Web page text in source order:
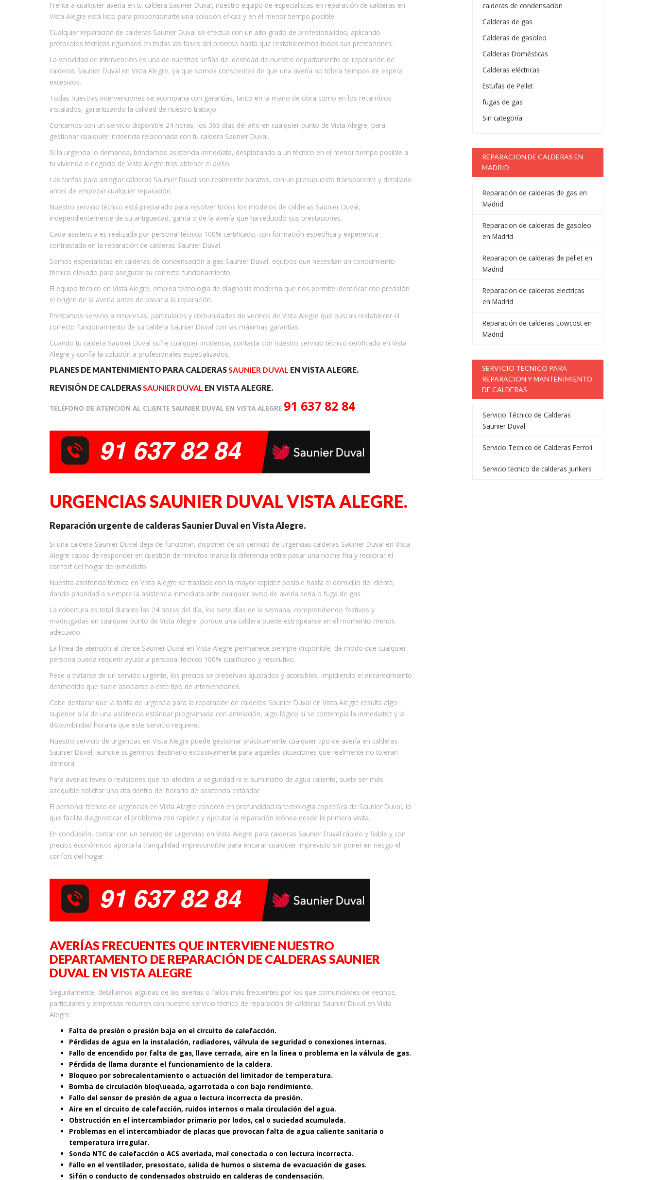
Frente a cualquier avería en tu caldera Saunier Duval, nuestro equipo de especialistas en reparación de calderas en
Vista Alegre está listo para proporcionarte una solución eficaz y en el menor tiempo posible.
Cualquier reparación de calderas Saunier Duval se efectúa con un alto grado de profesionalidad, aplicando
protocolos técnicos rigurosos en todas las fases del proceso hasta que restablecemos todas sus prestaciones.
La velocidad de intervención es una de nuestras señas de identidad de nuestro departamento de reparación de
calderas Saunier Duval en Vista Alegre, ya que somos conscientes de que una avería no tolera tiempos de espera
excesivos.
Todas nuestras intervenciones se acompaña con garantías, tanto en la mano de obra como en los recambios
instalados, garantizando la calidad de nuestro trabajo.
Contamos con un servicio disponible 24 horas, los 365 días del año en cualquier punto de Vista Alegre, para
gestionar cualquier incidencia relacionada con tu caldera Saunier Duval.
Si la urgencia lo demanda, brindamos asistencia inmediata, desplazando a un técnico en el menor tiempo posible a
tu vivienda o negocio de Vista Alegre tras obtener el aviso.
Las tarifas para arreglar calderas Saunier Duval son realmente baratos, con un presupuesto transparente y detallado
antes de empezar cualquier reparación.
Nuestro servicio técnico está preparado para resolver todos los modelos de calderas Saunier Duval,
independientemente de su antigüedad, gama o de la avería que ha reducido sus prestaciones.
Cada asistencia es realizada por personal técnico 100% certificado, con formación específica y experiencia
contrastada en la reparación de calderas Saunier Duval.
Somos especialistas en calderas de condensación a gas Saunier Duval, equipos que necesitan un conocimiento
técnico elevado para asegurar su correcto funcionamiento.
El equipo técnico en Vista Alegre, emplea tecnología de diagnosis moderna que nos permite identificar con precisión
el origen de la avería antes de pasar a la reparación.
Prestamos servicio a empresas, particulares y comunidades de vecinos de Vista Alegre que buscan restablecer el
correcto funcionamiento de su caldera Saunier Duval con las máximas garantías.
Cuando tu caldera Saunier Duval sufre cualquier incidencia, contacta con nuestro servicio técnico certificado en Vista
Alegre y confía la solución a profesionales especializados.
PLANES DE MANTENIMIENTO PARA CALDERASSAUNIER DUVAL EN VISTA ALEGRE.
REVISIÓN DE CALDERASSAUNIER DUVAL EN VISTA ALEGRE.
TELÉFONO DE ATENCIÓN AL CLIENTE SAUNIER DUVAL EN VISTA ALEGRE 91 637 82 84.
URGENCIAS SAUNIER DUVAL VISTA ALEGRE.
Reparación urgente de calderas Saunier Duval en Vista Alegre.
Si una caldera Saunier Duval deja de funcionar, disponer de un servicio de Urgencias calderas Saunier Duval en Vista
Alegre capaz de responder en cuestión de minutos marca la diferencia entre pasar una noche fría y recobrar el
confort del hogar de inmediato.
Nuestra asistencia técnica en Vista Alegre se traslada con la mayor rapidez posible hasta el domicilio del cliente,
dando prioridad a siempre la asistencia inmediata ante cualquier aviso de avería seria o fuga de gas.
La cobertura es total durante las 24 horas del día, los siete días de la semana, comprendiendo festivos y
madrugadas en cualquier punto de Vista Alegre, porque una caldera puede estropearse en el momento menos
adecuado.
La línea de atención al cliente Saunier Duval en Vista Alegre permanece siempre disponible, de modo que cualquier
persona pueda requerir ayuda a personal técnico 100% cualificado y resolutivo.
Pese a tratarse de un servicio urgente, los precios se preservan ajustados y accesibles, impidiendo el encarecimiento
desmedido que suele asociarse a este tipo de intervenciones.
Cabe destacar que la tarifa de urgencia para la reparación de calderas Saunier Duval en Vista Alegre resulta algo
superior a la de una asistencia estándar programada con antelación, algo lógico si se contempla la inmediatez y la
disponibilidad horaria que este servicio requiere.
Nuestro servicio de urgencias en Vista Alegre puede gestionar prácticamente cualquier tipo de avería en calderas
Saunier Duval, aunque sugerimos destinarlo exclusivamente para aquellas situaciones que realmente no toleran
demora.
Para averías leves o revisiones que no afecten la seguridad ni el suministro de agua caliente, suele ser más
asequible solicitar una cita dentro del horario de asistencia estándar.
El personal técnico de urgencias en Vista Alegre conocen en profundidad la tecnología específica de Saunier Duval, lo
que facilita diagnosticar el problema con rapidez y ejecutar la reparación idónea desde la primera visita.
En conclusión, contar con un servicio de Urgencias en Vista Alegre para calderas Saunier Duval rápido y fiable y con
precios económicos aporta la tranquilidad imprescindible para encarar cualquier imprevisto sin poner en riesgo el
confort del hogar.
AVERÍAS FRECUENTES QUE INTERVIENE NUESTRO
DEPARTAMENTO DE REPARACIÓN DE CALDERAS SAUNIER
DUVAL EN VISTA ALEGRE
Seguidamente, detallamos algunas de las averías o fallos más frecuentes por los que comunidades de vecinos,
particulares y empresas recurren con nuestro servicio técnico de reparación de calderas Saunier Duval en Vista
Alegre.
Falta de presión o presión baja en el circuito de calefacción.
Pérdidas de agua en la instalación, radiadores, válvula de seguridad o conexiones internas.
Fallo de encendido por falta de gas, llave cerrada, aire en la línea o problema en la válvula de gas.
Pérdida de llama durante el funcionamiento de la caldera.
Bloqueo por sobrecalentamiento o actuación del limitador de temperatura.
Bomba de circulación bloq\ueada, agarrotada o con bajo rendimiento.
Fallo del sensor de presión de agua o lectura incorrecta de presión.
Aire en el circuito de calefacción, ruidos internos o mala circulación del agua.
Obstrucción en el intercambiador primario por lodos, cal o suciedad acumulada.
Problemas en el intercambiador de placas que provocan falta de agua caliente sanitaria o
temperatura irregular.
Sonda NTC de calefacción o ACS averiada, mal conectada o con lectura incorrecta.
Fallo en el ventilador, presostato, salida de humos o sistema de evacuación de gases.
Sifón o conducto de condensados obstruido en calderas de condensación.
calderas de condensacion
Calderas de gas
Calderas de gasoleo
Calderas Domésticas
Calderas eléctricas
Estufas de Pellet
fugas de gas
Sin categoría
REPARACION DE CALDERAS EN
MADRID
Reparación de calderas de gas en
Madrid
Reparacion de calderas de gasoleo
en Madrid
Reparacion de calderas de pellet en
Madrid
Reparacion de calderas electricas
en Madrid
Reparación de calderas Lowcost en
Madrid
SERVICIO TECNICO PARA
REPARACION Y MANTENIMIENTO
DE CALDERAS
Servicio Técnico de Calderas
Saunier Duval
Servicio Tecnico de Calderas Ferroli
Servicio tecnico de calderas Junkers